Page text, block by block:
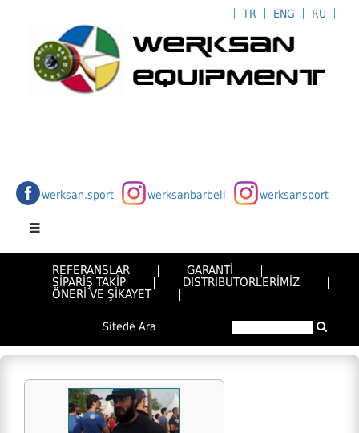
RU
ENG
TR
werksan.sport werksanbarbell werksansport
REFERANSLAR
GARANTİ
SİPARİŞ TAKİP
DISTRIBUTORLERİMİZ
ÖNERİ VE ŞİKAYET
Sitede Ara